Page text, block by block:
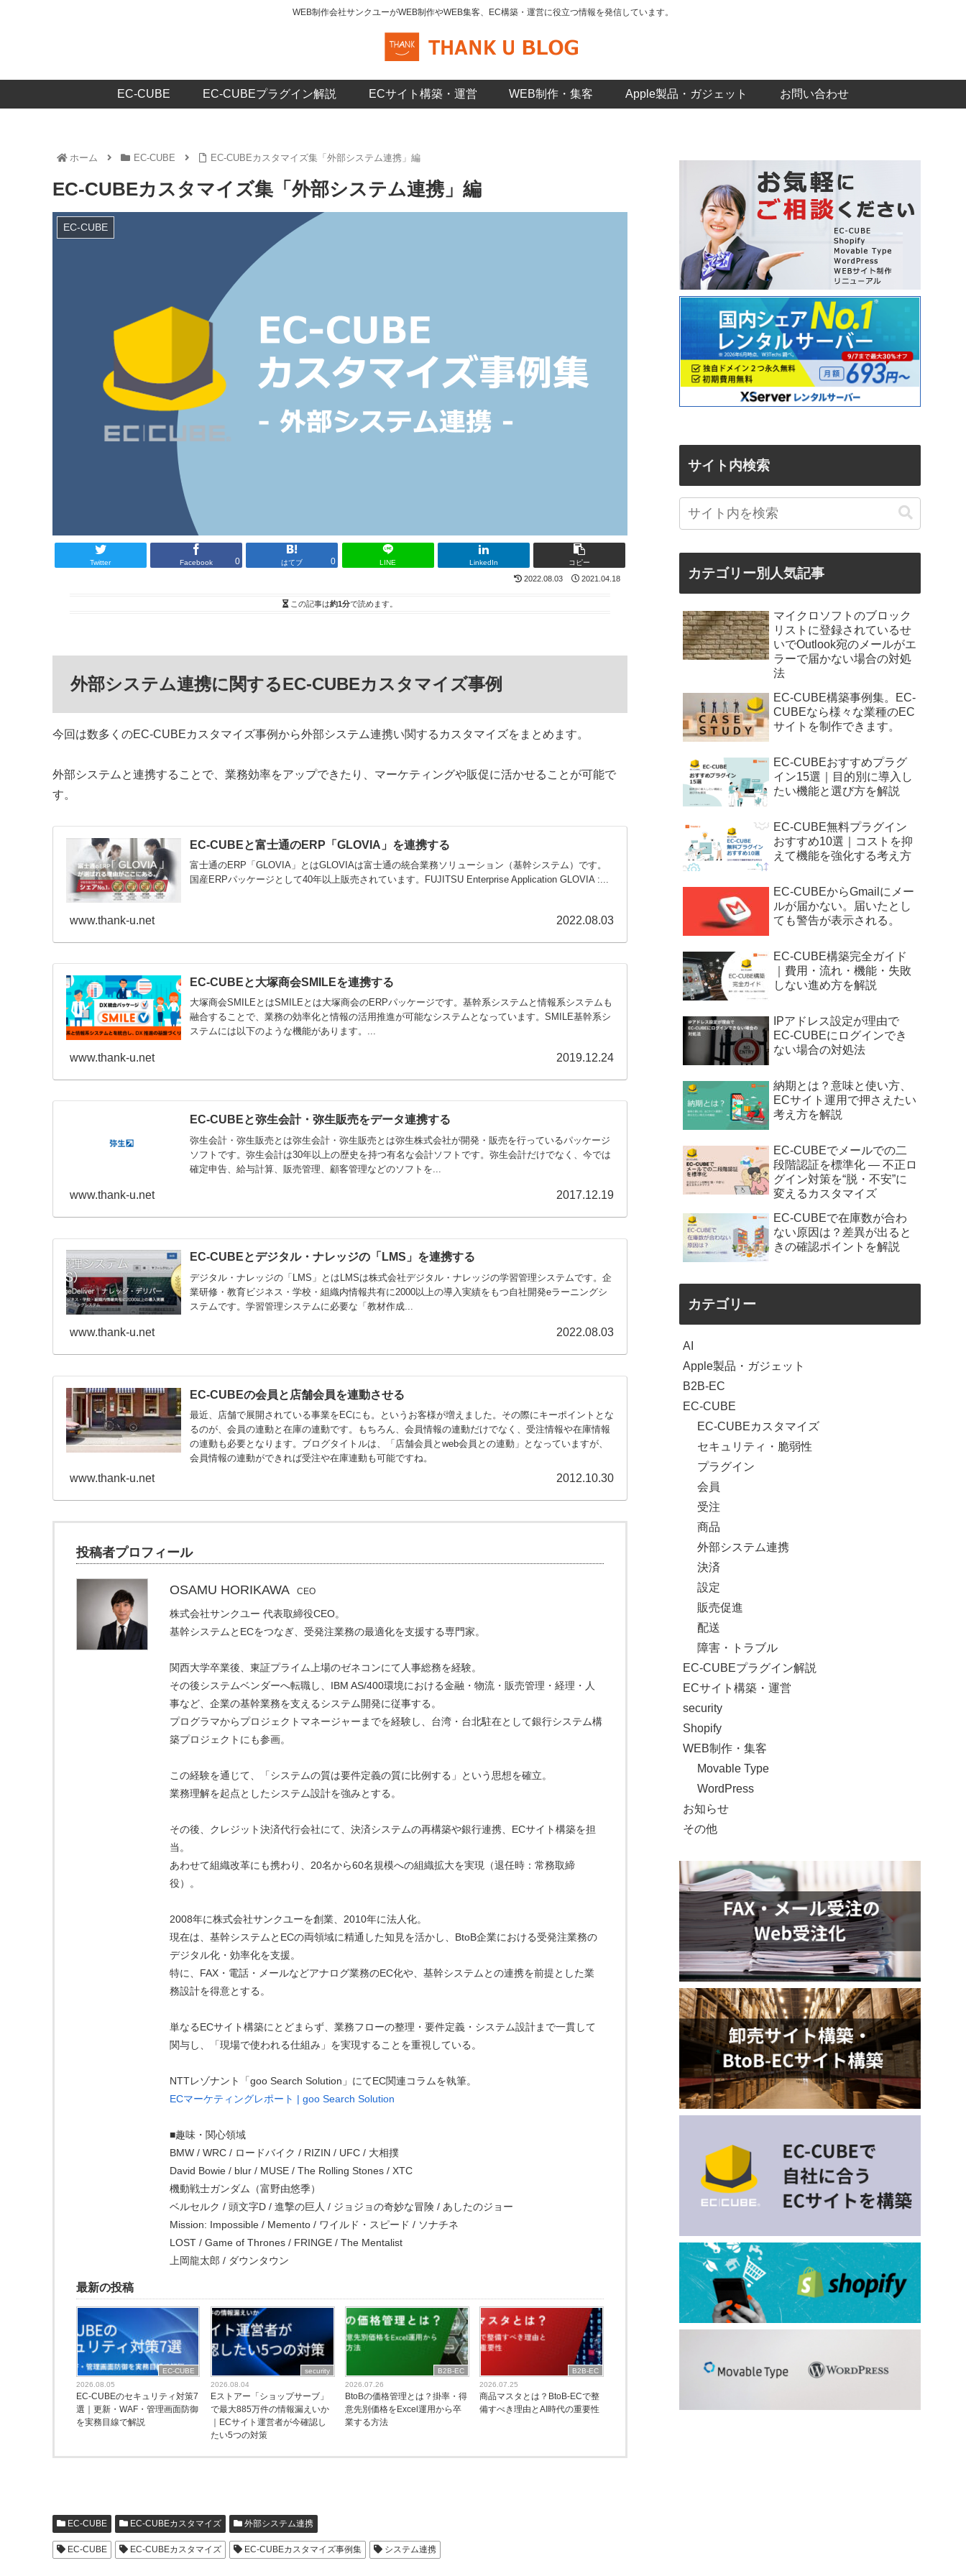
WEB制作会社サンクユーがWEB制作やWEB集客、EC構築・運営に役立つ情報を発信しています。
EC-CUBE EC-CUBEプラグイン解説 ECサイト構築・運営 WEB制作・集客 Apple製品・ガジェット お問い合わせ
ホーム EC-CUBE EC-CUBEカスタマイズ集「外部システム連携」編
EC-CUBEカスタマイズ集「外部システム連携」編
EC-CUBE
Twitter Facebook 0 はてブ 0 LINE LinkedIn コピー
2022.08.03 2021.04.18
この記事は約1分で読めます。
外部システム連携に関するEC-CUBEカスタマイズ事例
今回は数多くのEC-CUBEカスタマイズ事例から外部システム連携い関するカスタマイズをまとめます。
外部システムと連携することで、業務効率をアップできたり、マーケティングや販促に活かせることが可能で
す。
EC-CUBEと富士通のERP「GLOVIA」を連携する
富士通のERP「GLOVIA」とはGLOVIAは富士通の統合業務ソリューション（基幹システム）です。
国産ERPパッケージとして40年以上販売されています。FUJITSU Enterprise Application GLOVIA :...
www.thank-u.net 2022.08.03
EC-CUBEと大塚商会SMILEを連携する
大塚商会SMILEとはSMILEとは大塚商会のERPパッケージです。基幹系システムと情報系システムも
融合することで、業務の効率化と情報の活用推進が可能なシステムとなっています。SMILE基幹系シ
ステムには以下のような機能があります。...
www.thank-u.net 2019.12.24
EC-CUBEと弥生会計・弥生販売をデータ連携する
弥生会計・弥生販売とは弥生会計・弥生販売とは弥生株式会社が開発・販売を行っているパッケージ
ソフトです。弥生会計は30年以上の歴史を持つ有名な会計ソフトです。弥生会計だけでなく、今では
確定申告、給与計算、販売管理、顧客管理などのソフトを...
www.thank-u.net 2017.12.19
EC-CUBEとデジタル・ナレッジの「LMS」を連携する
デジタル・ナレッジの「LMS」とはLMSは株式会社デジタル・ナレッジの学習管理システムです。企
業研修・教育ビジネス・学校・組織内情報共有に2000以上の導入実績をもつ自社開発eラーニングシ
ステムです。学習管理システムに必要な「教材作成...
www.thank-u.net 2022.08.03
EC-CUBEの会員と店舗会員を連動させる
最近、店舗で展開されている事業をECにも。というお客様が増えました。その際にキーポイントとな
るのが、会員の連動と在庫の連動です。もちろん、会員情報の連動だけでなく、受注情報や在庫情報
の連動も必要となります。ブログタイトルは、「店舗会員とweb会員との連動」となっていますが、
会員情報の連動ができれば受注や在庫連動も可能ですね。
www.thank-u.net 2012.10.30
投稿者プロフィール
OSAMU HORIKAWA CEO
株式会社サンクユー 代表取締役CEO。
基幹システムとECをつなぎ、受発注業務の最適化を支援する専門家。
関西大学卒業後、東証プライム上場のゼネコンにて人事総務を経験。
その後システムベンダーへ転職し、IBM AS/400環境における金融・物流・販売管理・経理・人
事など、企業の基幹業務を支えるシステム開発に従事する。
プログラマからプロジェクトマネージャーまでを経験し、台湾・台北駐在として銀行システム構
築プロジェクトにも参画。
この経験を通じて、「システムの質は要件定義の質に比例する」という思想を確立。
業務理解を起点としたシステム設計を強みとする。
その後、クレジット決済代行会社にて、決済システムの再構築や銀行連携、ECサイト構築を担
当。
あわせて組織改革にも携わり、20名から60名規模への組織拡大を実現（退任時：常務取締
役）。
2008年に株式会社サンクユーを創業、2010年に法人化。
現在は、基幹システムとECの両領域に精通した知見を活かし、BtoB企業における受発注業務の
デジタル化・効率化を支援。
特に、FAX・電話・メールなどアナログ業務のEC化や、基幹システムとの連携を前提とした業
務設計を得意とする。
単なるECサイト構築にとどまらず、業務フローの整理・要件定義・システム設計まで一貫して
関与し、「現場で使われる仕組み」を実現することを重視している。
NTTレゾナント「goo Search Solution」にてEC関連コラムを執筆。
ECマーケティングレポート | goo Search Solution
■趣味・関心領域
BMW / WRC / ロードバイク / RIZIN / UFC / 大相撲
David Bowie / blur / MUSE / The Rolling Stones / XTC
機動戦士ガンダム（富野由悠季）
ベルセルク / 頭文字D / 進撃の巨人 / ジョジョの奇妙な冒険 / あしたのジョー
Mission: Impossible / Memento / ワイルド・スピード / ソナチネ
LOST / Game of Thrones / FRINGE / The Mentalist
上岡龍太郎 / ダウンタウン
最新の投稿
EC-CUBE
2026.08.05
EC-CUBEのセキュリティ対策7
選｜更新・WAF・管理画面防御
を実務目線で解説
security
2026.08.04
Eストアー「ショップサーブ」
で最大885万件の情報漏えいか
｜ECサイト運営者が今確認し
たい5つの対策
B2B-EC
2026.07.26
BtoBの価格管理とは？掛率・得
意先別価格をExcel運用から卒
業する方法
B2B-EC
2026.07.25
商品マスタとは？BtoB-ECで整
備すべき理由とAI時代の重要性
EC-CUBE EC-CUBEカスタマイズ 外部システム連携
EC-CUBE EC-CUBEカスタマイズ EC-CUBEカスタマイズ事例集 システム連携
サイト内検索
カテゴリー別人気記事
マイクロソフトのブロック
リストに登録されているせ
いでOutlook宛のメールがエ
ラーで届かない場合の対処
法
EC-CUBE構築事例集。EC-
CUBEなら様々な業種のEC
サイトを制作できます。
EC-CUBEおすすめプラグ
イン15選｜目的別に導入し
たい機能と選び方を解説
EC-CUBE無料プラグイン
おすすめ10選｜コストを抑
えて機能を強化する考え方
EC-CUBEからGmailにメー
ルが届かない。届いたとし
ても警告が表示される。
EC-CUBE構築完全ガイド
｜費用・流れ・機能・失敗
しない進め方を解説
IPアドレス設定が理由で
EC-CUBEにログインでき
ない場合の対処法
納期とは？意味と使い方、
ECサイト運用で押さえたい
考え方を解説
EC-CUBEでメールでの二
段階認証を標準化 — 不正ロ
グイン対策を“脱・不安”に
変えるカスタマイズ
EC-CUBEで在庫数が合わ
ない原因は？差異が出ると
きの確認ポイントを解説
カテゴリー
AI
Apple製品・ガジェット
B2B-EC
EC-CUBE
EC-CUBEカスタマイズ
セキュリティ・脆弱性
プラグイン
会員
受注
商品
外部システム連携
決済
設定
販売促進
配送
障害・トラブル
EC-CUBEプラグイン解説
ECサイト構築・運営
security
Shopify
WEB制作・集客
Movable Type
WordPress
お知らせ
その他